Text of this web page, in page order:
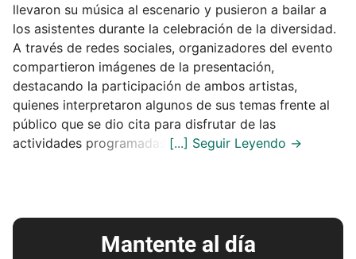
llevaron su música al escenario y pusieron a bailar a
los asistentes durante la celebración de la diversidad.
A través de redes sociales, organizadores del evento
compartieron imágenes de la presentación,
destacando la participación de ambos artistas,
quienes interpretaron algunos de sus temas frente al
público que se dio cita para disfrutar de las
actividades programadas.
Mantente al día